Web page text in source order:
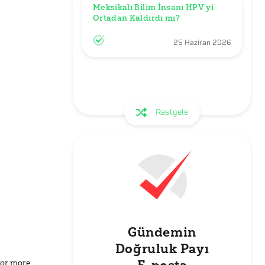
more
Meksikalı Bilim İnsanı HPV’yi
Ortadan Kaldırdı mı?
25 Haziran 2026
Rastgele
Gündemin
Doğruluk Payı